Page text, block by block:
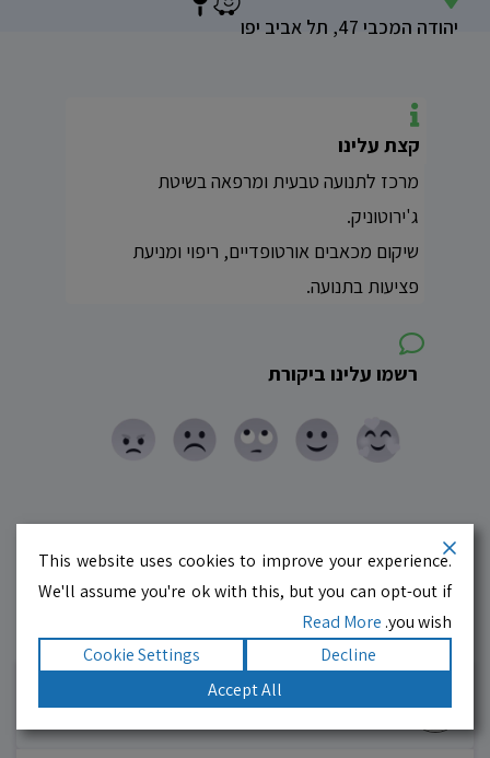
יהודה המכבי 47, תל אביב יפו
קצת עלינו
מרכז לתנועה טבעית ומרפאה בשיטת
ג'ירוטוניק.
שיקום מכאבים אורטופדיים, ריפוי ומניעת
פציעות בתנועה.
רשמו עלינו ביקורת
עסקים מומלצים!רוצים גם? לחצו כאן
10.0 לדף העסק
This website uses cookies to improve your experience.
We'll assume you're ok with this, but you can opt-out if
you wish.
Read More
Decline
Cookie Settings
Accept All